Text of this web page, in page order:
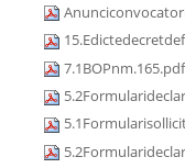
7.1BOPnm.165.pdf